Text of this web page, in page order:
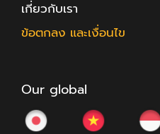
เกี่ยวกับเรา
ข้อตกลง และเงื่อนไข
Our global